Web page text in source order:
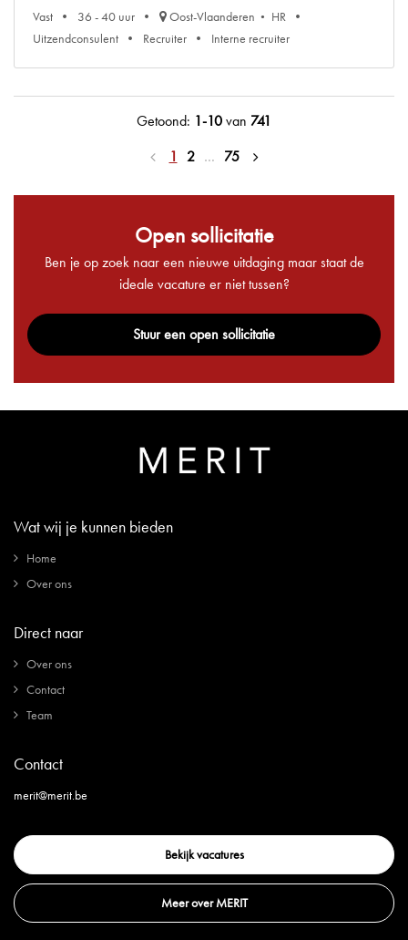
Vast 36 - 40 uur Oost-Vlaanderen
HR
Uitzendconsulent
Recruiter Interne recruiter
Getoond: 1-10van 741
1
2 … 75
Open sollicitatie
Ben je op zoek naar een nieuwe uitdaging maar staat de
ideale vacature er niet tussen?
Stuur een open sollicitatie
Wat wij je kunnen bieden
Home
Over ons
Direct naar
Over ons
Contact
Team
Contact
merit@merit.be
Bekijk vacatures
Meer over MERIT